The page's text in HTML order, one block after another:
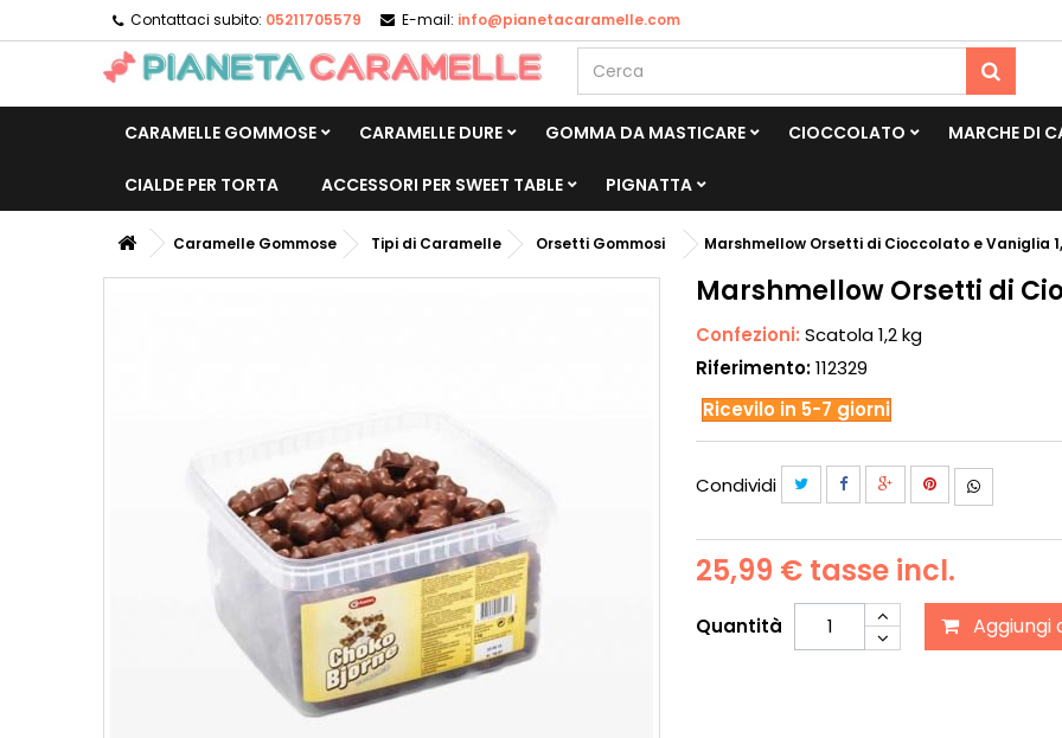
Contattaci subito: 05211705579 E-mail: info@pianetacaramelle.com
CARAMELLE GOMMOSE CARAMELLE DURE GOMMA DA MASTICARE CIOCCOLATO MARCHE DI
CIALDE PER TORTA ACCESSORI PER SWEET TABLE PIGNATTA
Caramelle Gommose Tipi di Caramelle Orsetti Gommosi Marshmellow Orsetti di Cioccolato e Vaniglia
Marshmellow Orsetti di
Confezioni:Scatola 1,2 kg
Riferimento: 112329
Ricevilo in 5-7 giorni
Condividi
25,99 € tasse incl.
Quantità Aggiungi